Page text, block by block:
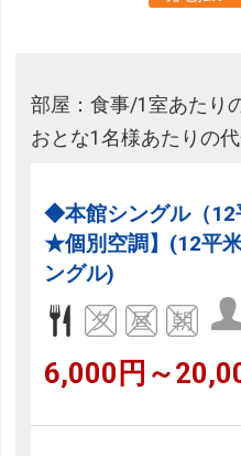
部屋：食事/1室あたり
おとな1名様あたりの
◆本館シングル（12
★個別空調】(12平
ングル)
6,000円～